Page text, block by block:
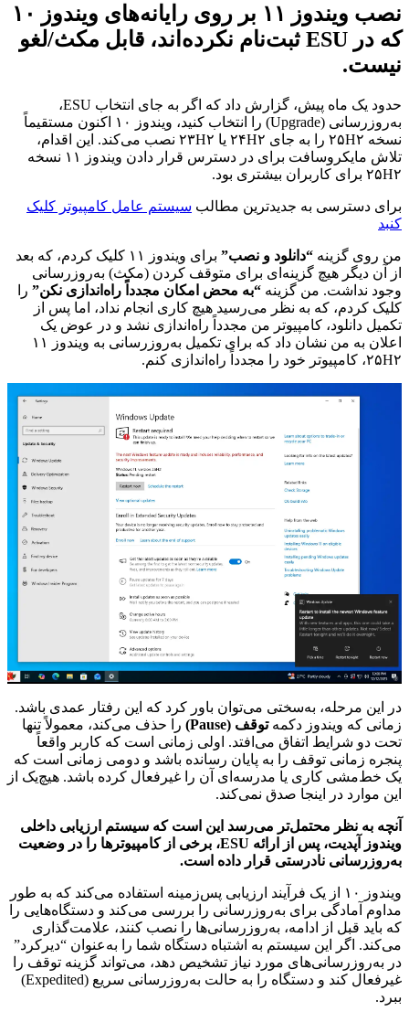
نصب ویندوز ۱۱ بر روی رایانه‌های ویندوز ۱۰
که در ESU ثبت‌نام نکرده‌اند، قابل مکث/لغو
نیست.
حدود یک ماه پیش، گزارش داد که اگر به جای انتخاب ESU،
به‌روزرسانی (Upgrade) را انتخاب کنید، ویندوز ۱۰ اکنون مستقیماً
نسخه ۲۵H۲ را به جای ۲۴H۲ یا ۲۳H۲ نصب می‌کند. این اقدام،
تلاش مایکروسافت برای در دسترس قرار دادن ویندوز ۱۱ نسخه
۲۵H۲ برای کاربران بیشتری بود.
برای دسترسی به جدیدترین مطالب سیستم عامل کامپیوتر کلیک
کنبد
من روی گزینه “دانلود و نصب”
برای ویندوز ۱۱ کلیک کردم، که بعد
از آن دیگر هیچ گزینه‌ای برای متوقف کردن (مکث) به‌روزرسانی
وجود نداشت. من گزینه “به محض امکان مجدداً راه‌اندازی نکن” را
کلیک کردم، که به نظر می‌رسید هیچ کاری انجام نداد، اما پس از
تکمیل دانلود، کامپیوتر من مجدداً راه‌اندازی نشد و در عوض یک
اعلان به من نشان داد که برای تکمیل به‌روزرسانی به ویندوز ۱۱
۲۵H۲، کامپیوتر خود را مجدداً راه‌اندازی کنم.
در این مرحله، به‌سختی می‌توان باور کرد که این رفتار عمدی باشد.
زمانی که ویندوز دکمهتوقف (Pause)
را حذف می‌کند، معمولاً تنها
تحت دو شرایط اتفاق می‌افتد. اولی زمانی است که کاربر واقعاً
پنجره زمانی توقف را به پایان رسانده باشد و دومی زمانی است که
یک خط‌مشی کاری یا مدرسه‌ای آن را غیرفعال کرده باشد. هیچ‌یک از
این موارد در اینجا صدق نمی‌کند.
آنچه به نظر محتمل‌تر می‌رسد این است که سیستم ارزیابی داخلی
ویندوز آپدیت، پس از ارائه ESU، برخی از کامپیوترها را در وضعیت
به‌روزرسانی نادرستی قرار داده است.
ویندوز ۱۰ از یک فرآیند ارزیابی پس‌زمینه استفاده می‌کند که به طور
مداوم آمادگی برای به‌روزرسانی را بررسی می‌کند و دستگاه‌هایی را
که باید قبل از ادامه، به‌روزرسانی‌ها را نصب کنند، علامت‌گذاری
می‌کند. اگر این سیستم به اشتباه دستگاه شما را به‌عنوان “دیرکرد”
در به‌روزرسانی‌های مورد نیاز تشخیص دهد، می‌تواند گزینه توقف را
غیرفعال کند و دستگاه را به حالت به‌روزرسانی سریع (Expedited)
ببرد.